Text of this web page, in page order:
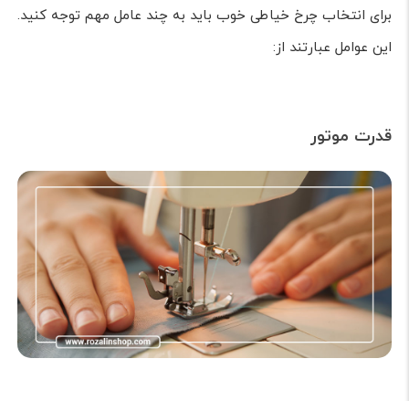
برای انتخاب چرخ خیاطی خوب باید به چند عامل مهم توجه کنید.
این عوامل عبارتند از:
قدرت موتور